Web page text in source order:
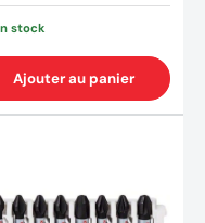
stock
Ajouter au panier